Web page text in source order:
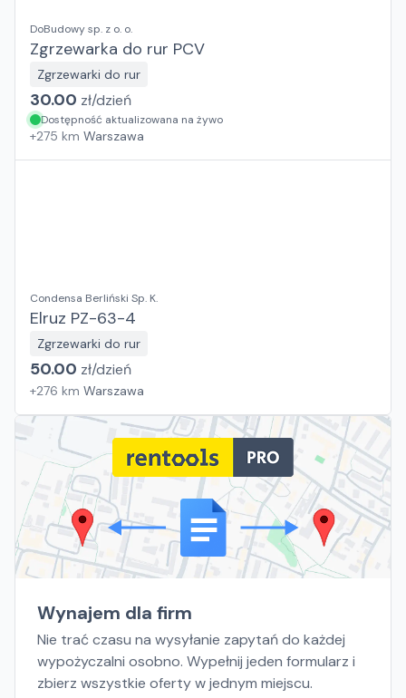
DoBudowy sp. z o. o.
Zgrzewarka do rur PCV
Zgrzewarki do rur
30.00 zł/dzień
Dostępność aktualizowana na żywo
+275 km Warszawa
Condensa Berliński Sp. K.
Elruz PZ-63-4
Zgrzewarki do rur
50.00 zł/dzień
+276 km Warszawa
Wynajem dla firm
Nie trać czasu na wysyłanie zapytań do każdej
wypożyczalni osobno. Wypełnij jeden formularz i
zbierz wszystkie oferty w jednym miejscu.